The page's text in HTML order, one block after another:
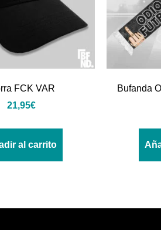
FCK VAR
21,95€
al carrito
Bufanda